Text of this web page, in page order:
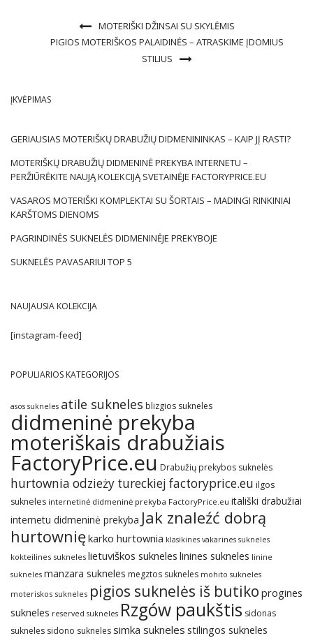
MOTERIŠKI DŽINSAI SU SKYLĖMIS
PIGIOS MOTERIŠKOS PALAIDINĖS – ATRASKIME ĮDOMIUS
STILIUS
ĮKVĖPIMAS
GERIAUSIAS MOTERIŠKŲ DRABUŽIŲ DIDMENININKAS – KAIP JĮ RASTI?
MOTERIŠKŲ DRABUŽIŲ DIDMENINĖ PREKYBA INTERNETU –
PERŽIŪRĖKITE NAUJĄ KOLEKCIJĄ SVETAINĖJE FACTORYPRICE.EU
VASAROS MOTERIŠKI KOMPLEKTAI SU ŠORTAIS – MADINGI RINKINIAI
KARŠTOMS DIENOMS
PAGRINDINĖS SUKNELĖS DIDMENINĖJE PREKYBOJE
SUKNELĖS PAVASARIUI TOP 5
NAUJAUSIA KOLEKCIJA
[instagram-feed]
POPULIARIOS KATEGORIJOS
asos sukneles atile sukneles blizgios sukneles
didmeninė prekyba
moteriškais drabužiais
FactoryPrice.eu Drabužių prekybos suknelės
hurtownia odzieży tureckiej factoryprice.eu ilgos
sukneles internetinė didmeninė prekyba FactoryPrice.eu itališki drabužiai
internetu didmeninė prekyba Jak znaleźć dobrą
hurtowniękarko hurtownia klasikines vakarines sukneles
kokteilines sukneles lietuviškos sukneles linines sukneles linine
sukneles manzara sukneles megztos sukneles mohito sukneles
moteriskos sukneles pigios suknelės iš butiko progines
sukneles reserved sukneles Rzgów paukštis sidonas
sukneles sidono suknelessimka sukneles stilingos sukneles